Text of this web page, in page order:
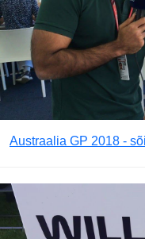
Austraalia GP 2018 -